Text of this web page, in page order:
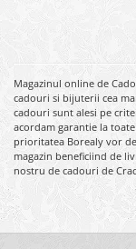
Magazinul online de
cadouri si bijuterii cea
cadouri sunt alesi pe
acordam garantie la
prioritatea Borealy vor
magazin beneficiind de
nostru de cadouri de